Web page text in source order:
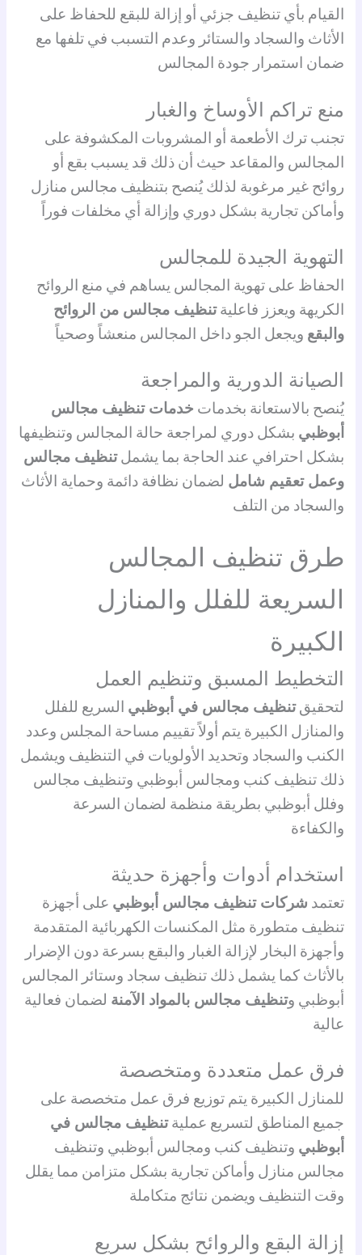
القيام بأي تنظيف جزئي أو إزالة للبقع للحفاظ على
الأثاث والسجاد والستائر وعدم التسبب في تلفها مع
ضمان استمرار جودة المجالس
منع تراكم الأوساخ والغبار
تجنب ترك الأطعمة أو المشروبات المكشوفة على
المجالس والمقاعد حيث أن ذلك قد يسبب بقع أو
روائح غير مرغوبة لذلك يُنصح بتنظيف مجالس منازل
وأماكن تجارية بشكل دوري وإزالة أي مخلفات فوراً
التهوية الجيدة للمجالس
الحفاظ على تهوية المجالس يساهم في منع الروائح
الكريهة ويعزز فاعليةتنظيف مجالس من الروائح
والبقع ويجعل الجو داخل المجالس منعشاً وصحياً
الصيانة الدورية والمراجعة
يُنصح بالاستعانة بخدمات خدمات تنظيف مجالس
أبوظبي بشكل دوري لمراجعة حالة المجالس وتنظيفها
بشكل احترافي عند الحاجة بما يشملتنظيف مجالس
وعمل تعقيم شامل لضمان نظافة دائمة وحماية الأثاث
والسجاد من التلف
طرق تنظيف المجالس
السريعة للفلل والمنازل
الكبيرة
التخطيط المسبق وتنظيم العمل
لتحقيقتنظيف مجالس في أبوظبي السريع للفلل
والمنازل الكبيرة يتم أولاً تقييم مساحة المجلس وعدد
الكنب والسجاد وتحديد الأولويات في التنظيف ويشمل
ذلك تنظيف كنب ومجالس أبوظبي وتنظيف مجالس
وفلل أبوظبي بطريقة منظمة لضمان السرعة
والكفاءة
استخدام أدوات وأجهزة حديثة
تعتمد شركات تنظيف مجالس أبوظبي على أجهزة
تنظيف متطورة مثل المكنسات الكهربائية المتقدمة
وأجهزة البخار لإزالة الغبار والبقع بسرعة دون الإضرار
بالأثاث كما يشمل ذلك تنظيف سجاد وستائر المجالس
أبوظبي وتنظيف مجالس بالمواد الآمنة لضمان فعالية
عالية
فرق عمل متعددة ومتخصصة
للمنازل الكبيرة يتم توزيع فرق عمل متخصصة على
جميع المناطق لتسريع عمليةتنظيف مجالس في
أبوظبي وتنظيف كنب ومجالس أبوظبي وتنظيف
مجالس منازل وأماكن تجارية بشكل متزامن مما يقلل
وقت التنظيف ويضمن نتائج متكاملة
إزالة البقع والروائح بشكل سريع